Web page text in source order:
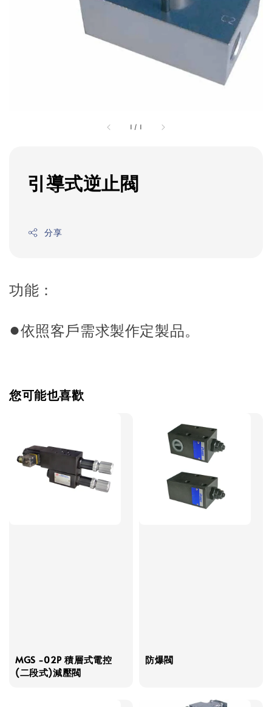
1 / 1
引導式逆止閥
分享
功能：
●依照客戶需求製作定製品。
您可能也喜歡
MGS -02P 積層式電控
(二段式)減壓閥
防爆閥